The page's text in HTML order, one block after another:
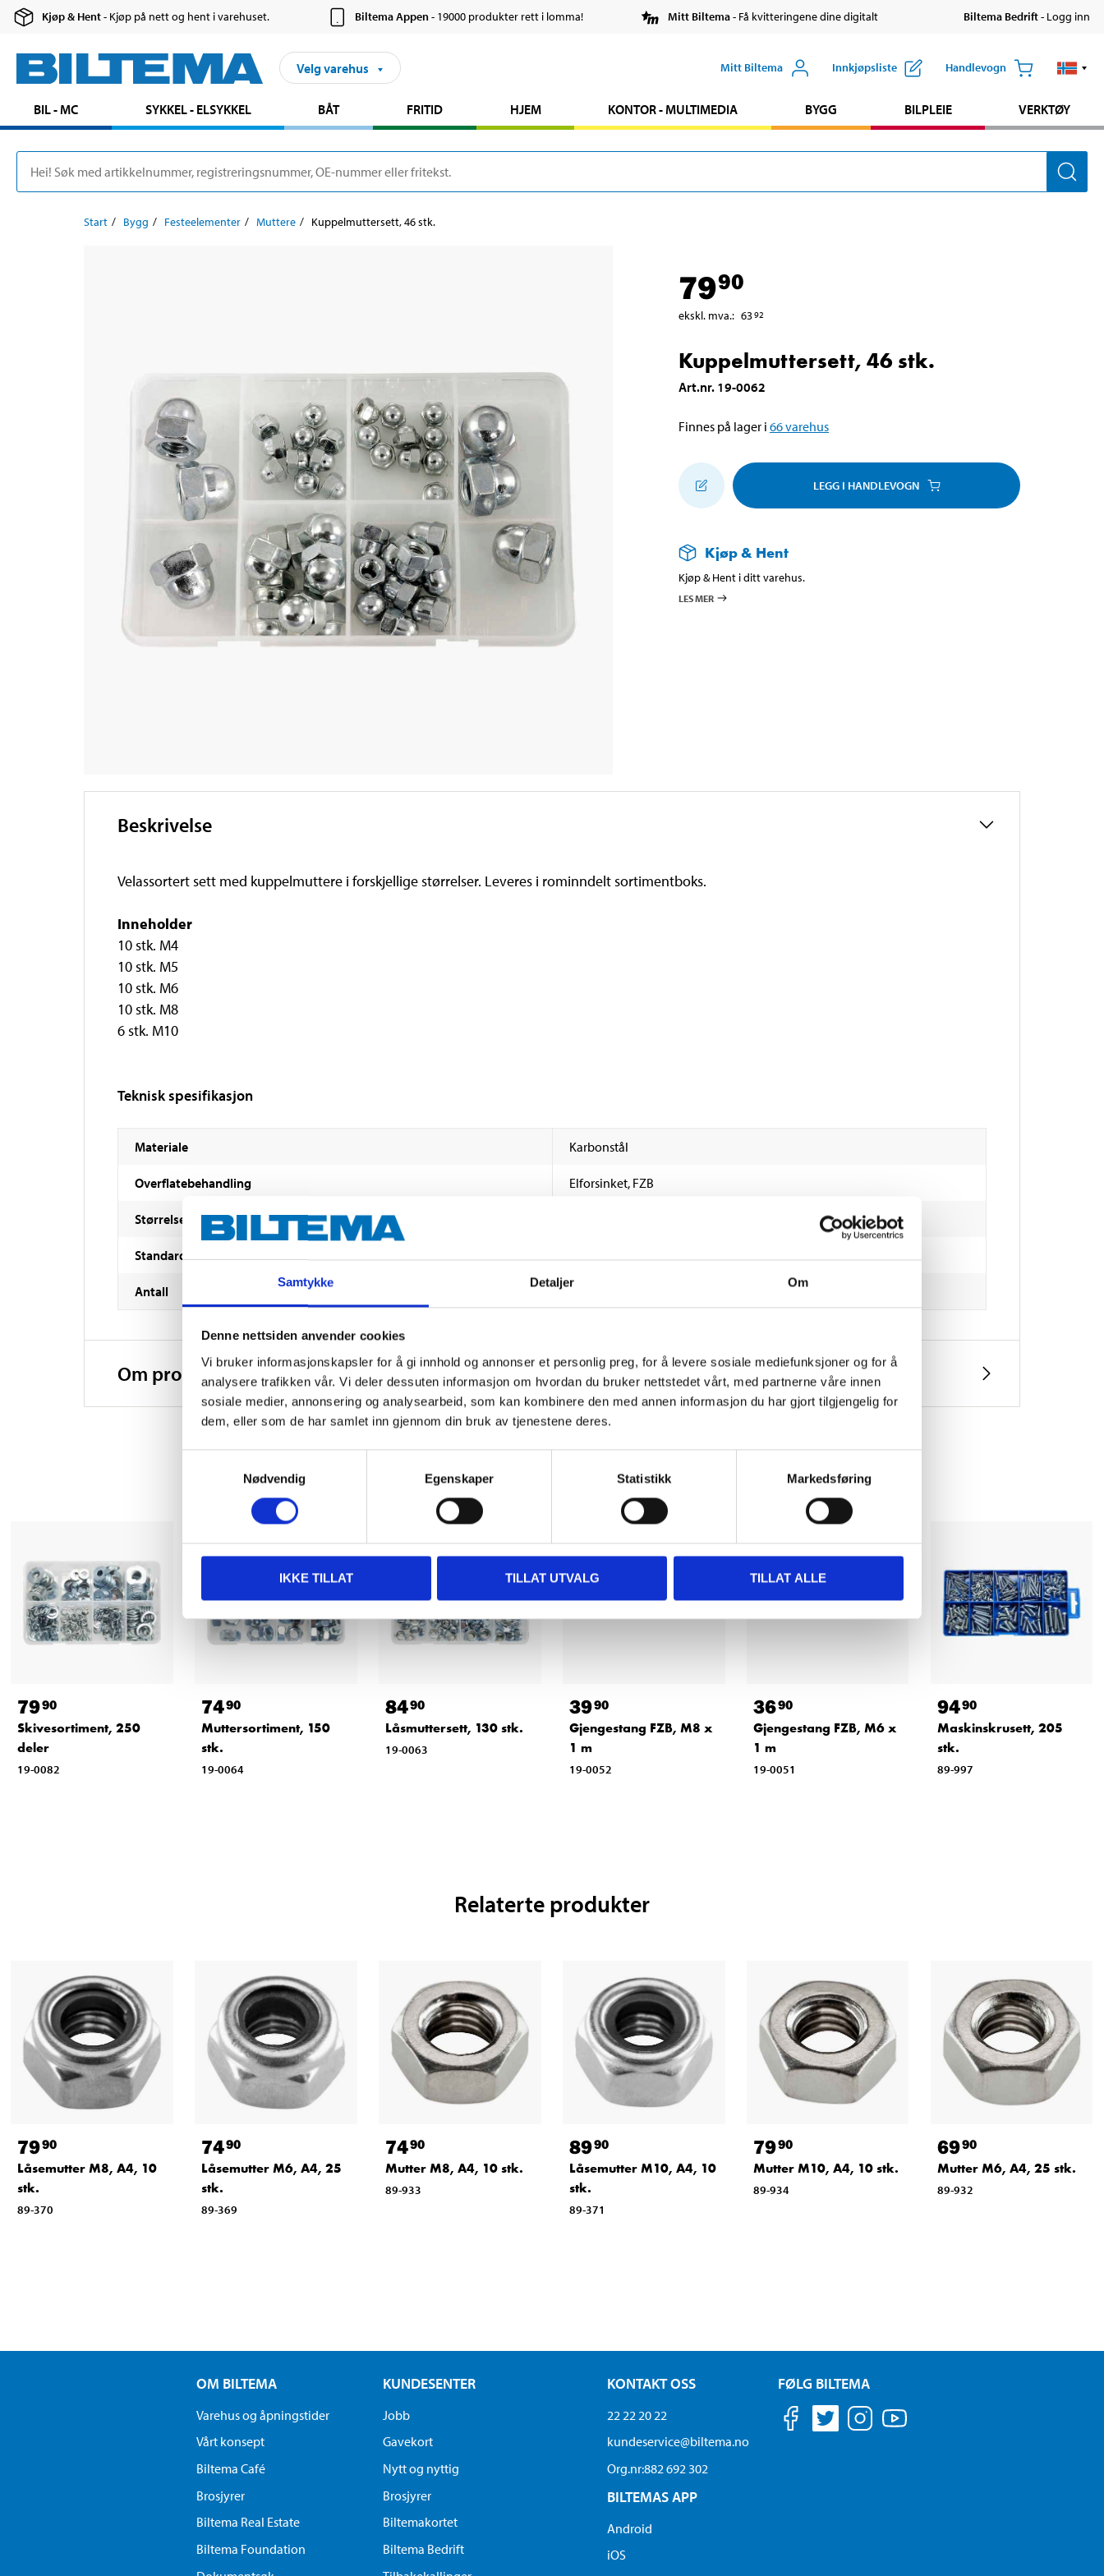
Samtykke Detaljer Om
Denne nettsiden anvender cookies
Vi bruker informasjonskapsler for å gi innhold og annonser et personlig preg, for å levere sosiale mediefunksjoner og for å
analysere trafikken vår. Vi deler dessuten informasjon om hvordan du bruker nettstedet vårt, med partnerne våre innen
sosiale medier, annonsering og analysearbeid, som kan kombinere den med annen informasjon du har gjort tilgjengelig for
dem, eller som de har samlet inn gjennom din bruk av tjenestene deres.
Nødvendig
Egenskaper Statistikk Markedsføring
IKKE TILLAT TILLAT UTVALG TILLAT ALLE
Kjøp & Hent- Kjøp på nett og hent i varehuset. Biltema Appen- 19000 produkter rett i lomma! Mitt Biltema- Få kvitteringene dine digitalt Biltema Bedrift- Logg inn
Velg varehus Mitt Biltema Innkjøpsliste Handlevogn
BIL - MC SYKKEL - ELSYKKEL BÅT FRITID HJEM KONTOR - MULTIMEDIA BYGG BILPLEIE VERKTØY
Start Bygg Festeelementer Muttere Kuppelmuttersett, 46 stk.
7990
ekskl. mva.: 6392
Kuppelmuttersett, 46 stk.
Art.nr. 19-0062
Finnes på lager i 66varehus
LEGG I HANDLEVOGN
Kjøp & Hent
Kjøp & Hent i ditt varehus.
LES MER
Beskrivelse
Velassortert sett med kuppelmuttere i forskjellige størrelser. Leveres i rominndelt sortimentboks.
Inneholder
10 stk. M4
10 stk. M5
10 stk. M6
10 stk. M8
6 stk. M10
Teknisk spesifikasjon
Materiale Karbonstål
Overflatebehandling Elforsinket, FZB
Størrelse
Standard DIN 1587
Antall 46 stk.
Om produsenten
7990
Skivesortiment, 250
deler
19-0082
7490
Muttersortiment, 150
stk.
19-0064
8490
Låsmuttersett, 130 stk.
19-0063
3990
Gjengestang FZB, M8 x
1 m
19-0052
3690
Gjengestang FZB, M6 x
1 m
19-0051
9490
Maskinskrusett, 205
stk.
89-997
Relaterte produkter
7990
Låsemutter M8, A4, 10
stk.
89-370
7490
Låsemutter M6, A4, 25
stk.
89-369
7490
Mutter M8, A4, 10 stk.
89-933
8990
Låsemutter M10, A4, 10
stk.
89-371
7990
Mutter M10, A4, 10 stk.
89-934
6990
Mutter M6, A4, 25 stk.
89-932
OM BILTEMA
Varehus og åpningstider
Vårt konsept
Biltema Café
Brosjyrer
Biltema Real Estate
Biltema Foundation
KUNDESENTER
Jobb
Gavekort
Nytt og nyttig
Brosjyrer
Biltemakortet
Biltema Bedrift
KONTAKT OSS
22 22 20 22
kundeservice@biltema.no
Org.nr:882 692 302
BILTEMAS APP
Android
iOS
FØLG BILTEMA